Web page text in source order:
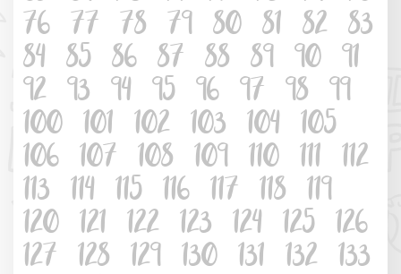
76
77 78 79 80 81 82
83
84
85 86 87 88 89 90
91
92
93 94 95 96 97 98
99
100
101 102 103 104
105
106
107 108 109 110 111
112
113
114 115 116 117 118
119
120
121 122 123 124 125
126
127
128 129 130 131 132 133